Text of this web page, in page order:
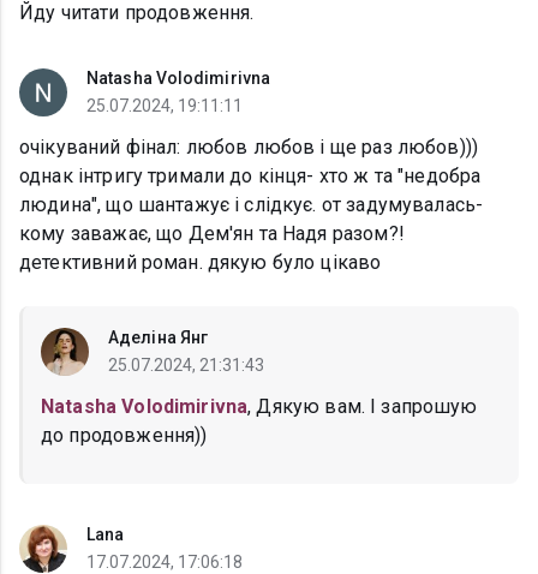
Йду читати продовження.
Natasha Volodimirivna
25.07.2024, 19:11:11
очікуваний фінал: любов любов і ще раз любов)))
однак інтригу тримали до кінця- хто ж та "недобра
людина", що шантажує і слідкує. от задумувалась-
кому заважає, що Дем'ян та Надя разом?!
детективний роман. дякую було цікаво
Аделіна Янг
25.07.2024, 21:31:43
Natasha Volodimirivna, Дякую вам. І запрошую
до продовження))
Lana
17.07.2024, 17:06:18